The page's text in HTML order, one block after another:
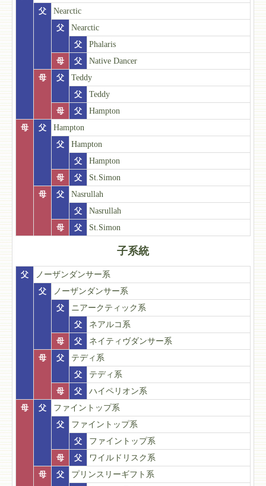
父
Nearctic
父
Nearctic
父
Phalaris
母
父
Native Dancer
母
父
Teddy
父
Teddy
母
父
Hampton
母
父
Hampton
父
Hampton
父
Hampton
母
父
St.Simon
母
父
Nasrullah
父
Nasrullah
母
父 St.Simon
子系統
父
ノーザンダンサー系
父
ノーザンダンサー系
父
ニアークティック系
父
ネアルコ系
母
父
ネイティヴダンサー系
母
父
テディ系
父
テディ系
母
父
ハイペリオン系
母
父
ファイントップ系
父
ファイントップ系
父
ファイントップ系
母
父
ワイルドリスク系
母
父
プリンスリーギフト系